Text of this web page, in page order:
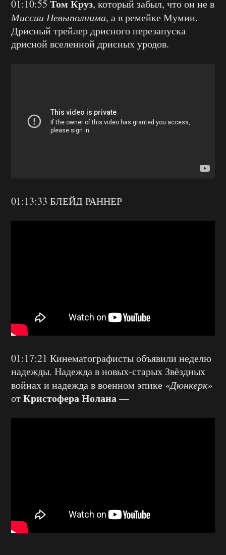
01:10:55 Том Круз, который забыл, что он не в
Миссии Невыполнима, а в ремейке Мумии.
Дрисный трейлер дрисного перезапуска
дрисной вселенной дрисных уродов.
01:13:33 БЛЕЙД РАННЕР
01:17:21 Кинематографисты объявили неделю
надежды. Надежда в новых-старых Звёздных
войнах и надежда в военном эпике «Дюнкерк»
отКристофера Нолана—